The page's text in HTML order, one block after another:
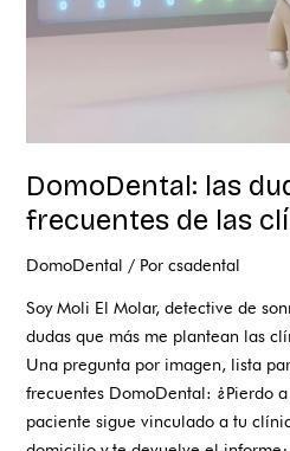
DomoDental: las
frecuentes de las
DomoDental / Porcsadental
Soy Moli El Molar, detective de
dudas que más me plantean las
Una pregunta por imagen, lista
frecuentes DomoDental: ¿Pierdo
paciente sigue vinculado a tu
resueltas